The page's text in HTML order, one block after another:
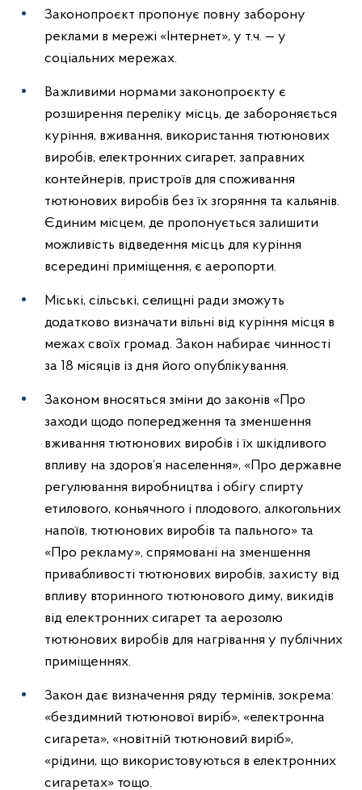
Законопроєкт пропонує повну заборону
реклами в мережі «Інтернет», у т.ч. — у
соціальних мережах.
Важливими нормами законопроєкту є
розширення переліку місць, де забороняється
куріння, вживання, використання тютюнових
виробів, електронних сигарет, заправних
контейнерів, пристроїв для споживання
тютюнових виробів без їх згоряння та кальянів.
Єдиним місцем, де пропонується залишити
можливість відведення місць для куріння
всередині приміщення, є аеропорти.
Міські, сільські, селищні ради зможуть
додатково визначати вільні від куріння місця в
межах своїх громад. Закон набирає чинності
за 18 місяців із дня його опублікування.
Законом вносяться зміни до законів «Про
заходи щодо попередження та зменшення
вживання тютюнових виробів і їх шкідливого
впливу на здоров’я населення», «Про державне
регулювання виробництва і обігу спирту
етилового, коньячного і плодового, алкогольних
напоїв, тютюнових виробів та пального» та
«Про рекламу», спрямовані на зменшення
привабливості тютюнових виробів, захисту від
впливу вторинного тютюнового диму, викидів
від електронних сигарет та аерозолю
тютюнових виробів для нагрівання у публічних
приміщеннях.
Закон дає визначення ряду термінів, зокрема:
«бездимний тютюнової виріб», «електронна
сигарета», «новітній тютюновий виріб»,
«рідини, що використовуються в електронних
сигаретах» тощо.